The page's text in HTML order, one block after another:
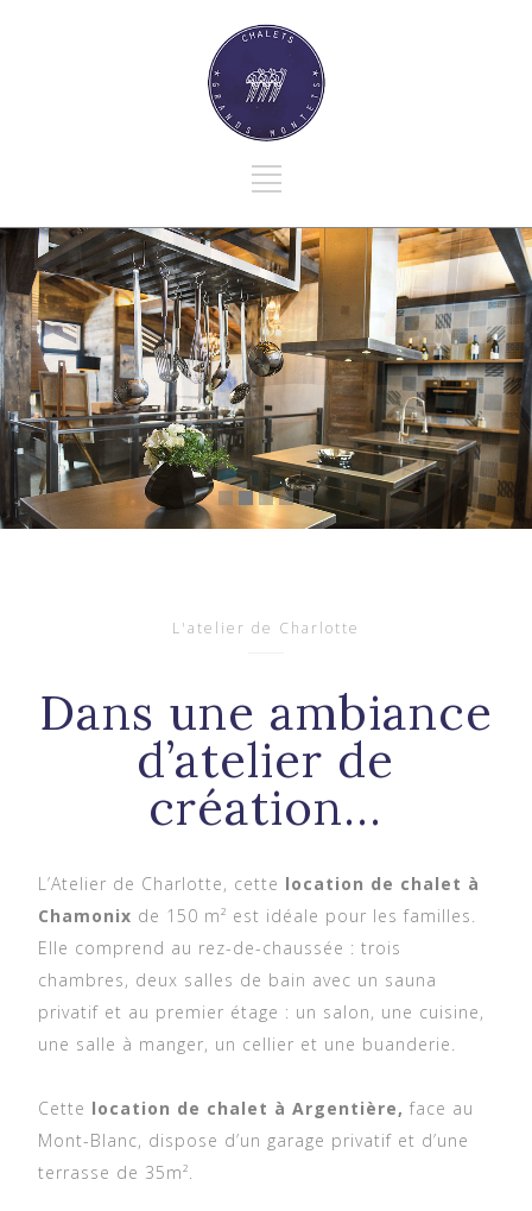
L'atelier de Charlotte
Dans une ambiance
d’atelier de
création...
L’Atelier de Charlotte, cette location de chalet à
Chamonix de 150 m² est idéale pour les familles.
Elle comprend au rez-de-chaussée : trois
chambres, deux salles de bain avec un sauna
privatif et au premier étage : un salon, une cuisine,
une salle à manger, un cellier et une buanderie.
Cette location de chalet à Argentière, face au
Mont-Blanc, dispose d’un garage privatif et d’une
terrasse de 35m².